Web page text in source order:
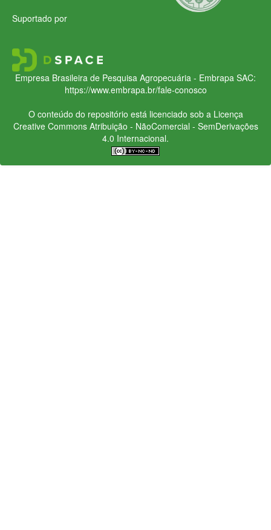
Suportado por
Empresa Brasileira de Pesquisa Agropecuária - Embrapa SAC:
https://www.embrapa.br/fale-conosco
O conteúdo do repositório está licenciado sob a Licença
Creative CommonsAtribuição - NãoComercial - SemDerivações
4.0 Internacional.